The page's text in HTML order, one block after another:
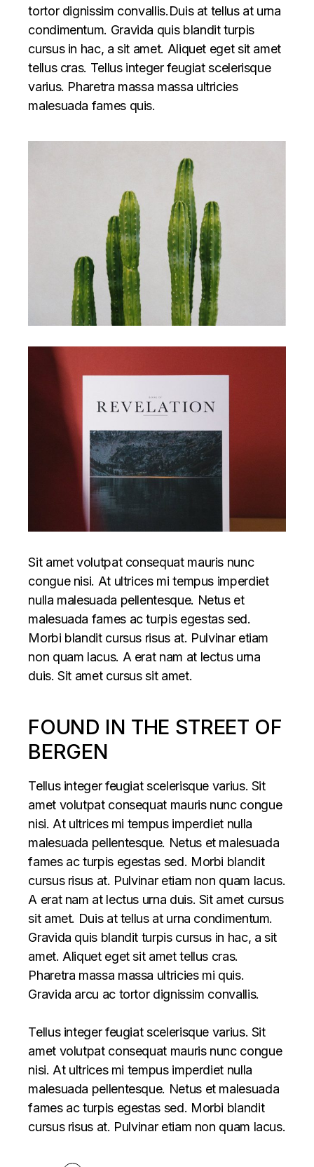
tortor dignissim convallis.Duis at tellus at urna
condimentum. Gravida quis blandit turpis
cursus in hac, a sit amet. Aliquet eget sit amet
tellus cras. Tellus integer feugiat scelerisque
varius. Pharetra massa massa ultricies
malesuada fames quis.
Sit amet volutpat consequat mauris nunc
congue nisi. At ultrices mi tempus imperdiet
nulla malesuada pellentesque. Netus et
malesuada fames ac turpis egestas sed.
Morbi blandit cursus risus at. Pulvinar etiam
non quam lacus. A erat nam at lectus urna
duis. Sit amet cursus sit amet.
FOUND IN THE STREET OF
BERGEN
Tellus integer feugiat scelerisque varius. Sit
amet volutpat consequat mauris nunc congue
nisi. At ultrices mi tempus imperdiet nulla
malesuada pellentesque. Netus et malesuada
fames ac turpis egestas sed. Morbi blandit
cursus risus at. Pulvinar etiam non quam lacus.
A erat nam at lectus urna duis. Sit amet cursus
sit amet. Duis at tellus at urna condimentum.
Gravida quis blandit turpis cursus in hac, a sit
amet. Aliquet eget sit amet tellus cras.
Pharetra massa massa ultricies mi quis.
Gravida arcu ac tortor dignissim convallis.
Tellus integer feugiat scelerisque varius. Sit
amet volutpat consequat mauris nunc congue
nisi. At ultrices mi tempus imperdiet nulla
malesuada pellentesque. Netus et malesuada
fames ac turpis egestas sed. Morbi blandit
cursus risus at. Pulvinar etiam non quam lacus.